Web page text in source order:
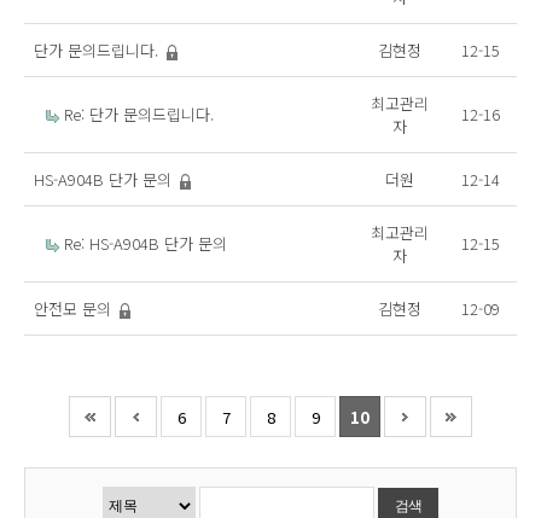
단가 문의드립니다. 김현정 12-15
Re: 단가 문의드립니다.
최고관리
자
12-16
HS-A904B 단가 문의 더원 12-14
Re: HS-A904B 단가 문의
최고관리
자
12-15
안전모 문의 김현정 12-09
6 7 8 9 10